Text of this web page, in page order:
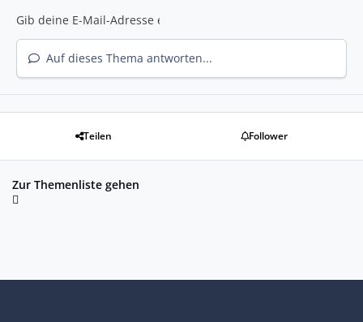
Auf dieses Thema antworten...
Teilen Follower
Zur Themenliste gehen